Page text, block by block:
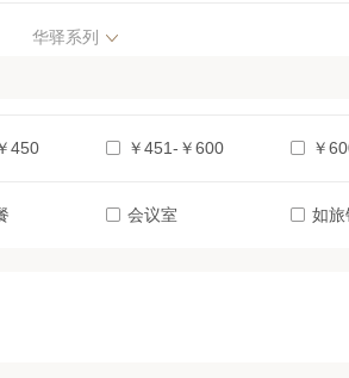
华驿系列
450 ￥451-￥600 ￥
会议室 如旅